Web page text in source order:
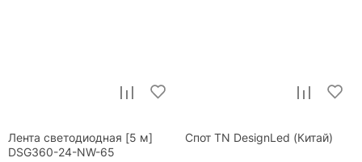
Лента светодиодная [5 м]
DSG360-24-NW-65
Спот TN DesignLed (Китай)